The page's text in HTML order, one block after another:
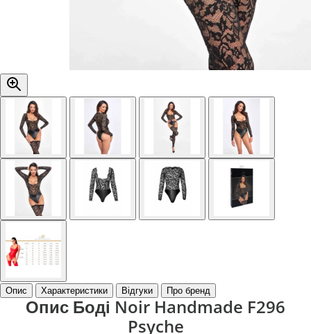
Опис Характеристики Відгуки Про бренд
Опис Боді Noir Handmade F296
Psyche